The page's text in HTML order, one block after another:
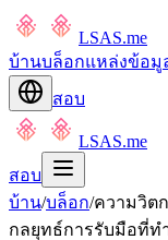
LSAS.me
บ้านบล็อกแหล่งข้อมู
สอบ
LSAS.me
สอบ
บ้าน/บล็อก/ความวิต
กลยุทธ์การรับมือที่ท